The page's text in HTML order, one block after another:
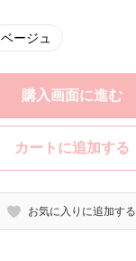
ベージュ
購入画面に進む
カートに追加する
お気に入りに追加する